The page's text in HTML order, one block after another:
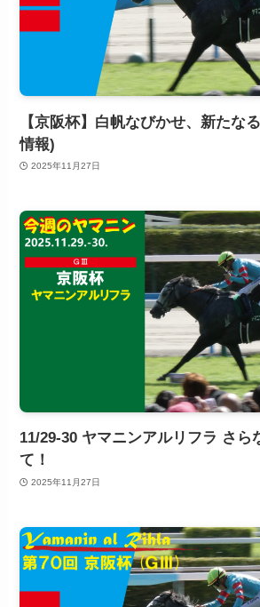
【京阪杯】白帆なびかせ、新たな
情報)
2025年11月27日
11/29-30 ヤマニンアルリフラ さら
て！
2025年11月27日